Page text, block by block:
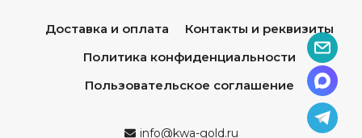
Доставка и оплата
Контакты и реквизиты
Политика конфиденциальности
Пользовательское соглашение
info@kwa-gold.ru